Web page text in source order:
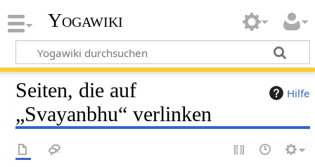
Yogawiki
Hilfe
Seiten, die auf
„Svayanbhu“ verlinken